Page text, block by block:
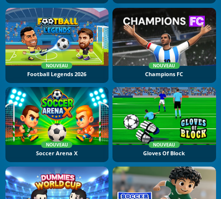
NOUVEAU
Football Legends 2026
NOUVEAU
Champions FC
NOUVEAU
Soccer Arena X
NOUVEAU
Gloves Of Block